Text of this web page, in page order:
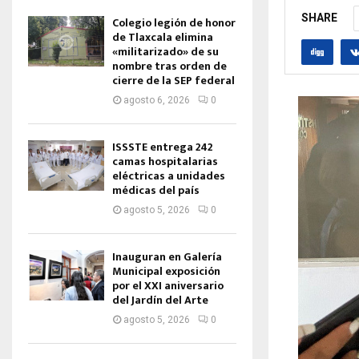
SHARE
Colegio legión de honor
de Tlaxcala elimina
«militarizado» de su
nombre tras orden de
cierre de la SEP federal
agosto 6, 2026 0
ISSSTE entrega 242
camas hospitalarias
eléctricas a unidades
médicas del país
agosto 5, 2026 0
Inauguran en Galería
Municipal exposición
por el XXI aniversario
del Jardín del Arte
agosto 5, 2026 0